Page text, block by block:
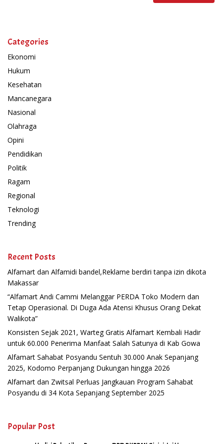
Categories
Ekonomi
Hukum
Kesehatan
Mancanegara
Nasional
Olahraga
Opini
Pendidikan
Politik
Ragam
Regional
Teknologi
Trending
Recent Posts
Alfamart dan Alfamidi bandel,Reklame berdiri tanpa izin dikota
Makassar
“Alfamart Andi Cammi Melanggar PERDA Toko Modern dan
Tetap Operasional. Di Duga Ada Atensi Khusus Orang Dekat
Walikota”
Konsisten Sejak 2021, Warteg Gratis Alfamart Kembali Hadir
untuk 60.000 Penerima Manfaat Salah Satunya di Kab Gowa
Alfamart Sahabat Posyandu Sentuh 30.000 Anak Sepanjang
2025, Kodomo Perpanjang Dukungan hingga 2026
Alfamart dan Zwitsal Perluas Jangkauan Program Sahabat
Posyandu di 34 Kota Sepanjang September 2025
Popular Post